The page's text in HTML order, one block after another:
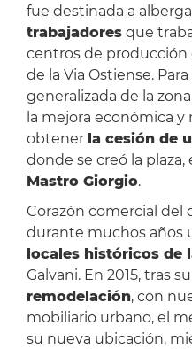
fue destinada a
trabajadoresque
centros de producción
de la Via Ostiense.
generalizada de la
la mejora económica
obtener la cesión de
donde se creó la
Mastro Giorgio.
Corazón comercial del
durante muchos años
locales históricos de
Galvani. En 2015, tras su
remodelación, con
mobiliario urbano, el
su nueva ubicación,